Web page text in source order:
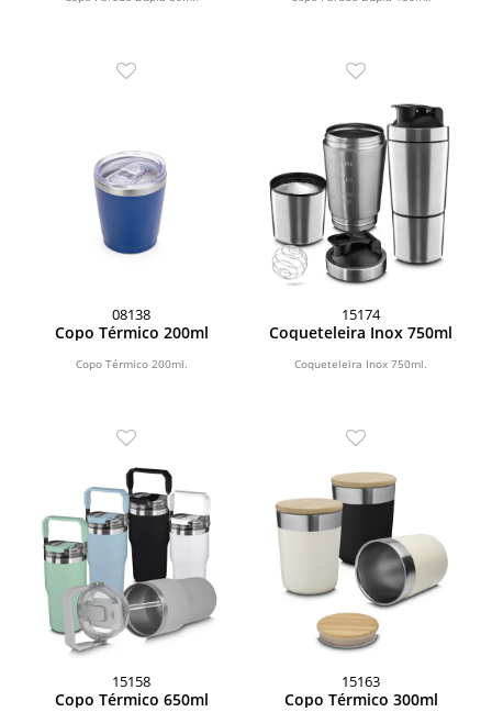
08138
Copo Térmico 200ml
Copo Térmico 200ml.
15174
Coqueteleira Inox 750ml
Coqueteleira Inox 750ml.
15158
Copo Térmico 650ml
15163
Copo Térmico 300ml